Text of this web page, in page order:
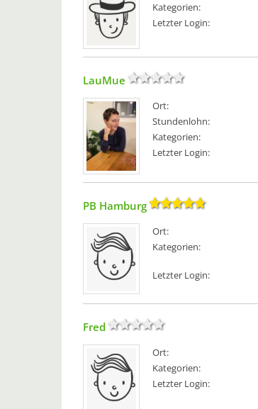
Kategorien:
Letzter Login:
LauMue
Ort:
Stundenlohn:
Kategorien:
Letzter Login:
PB Hamburg
Ort:
Kategorien:
Letzter Login:
Fred
Ort:
Kategorien:
Letzter Login: